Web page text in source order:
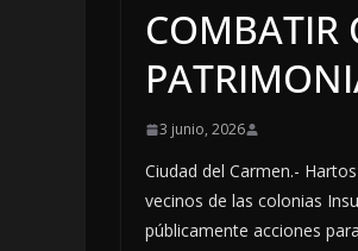
COMBATIR
3 junio, 2026
Ciudad del Carmen.-
vecinos de las colonias
públicamente acciones